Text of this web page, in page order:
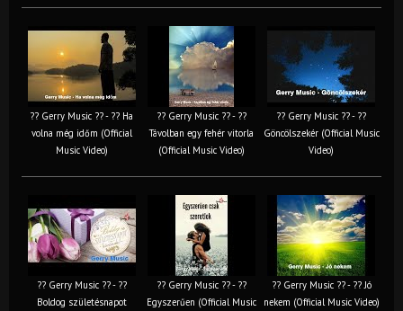
?? Gerry Music ?? - ?? Ha
volna még időm (Official
Music Video)
?? Gerry Music ?? - ??
Távolban egy fehér vitorla
(Official Music Video)
?? Gerry Music ?? - ??
Göncölszekér (Official Music
Video)
?? Gerry Music ?? - ??
Boldog születésnapot
?? Gerry Music ?? - ??
Egyszerűen (Official Music
?? Gerry Music ?? - ?? Jó
nekem (Official Music Video)